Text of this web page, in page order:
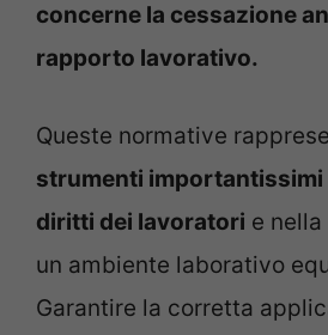
concerne la cessazione
rapporto lavorativo.
Queste normative
strumenti importantissimi
diritti dei lavoratori e
un ambiente laborativo
Garantire la corretta